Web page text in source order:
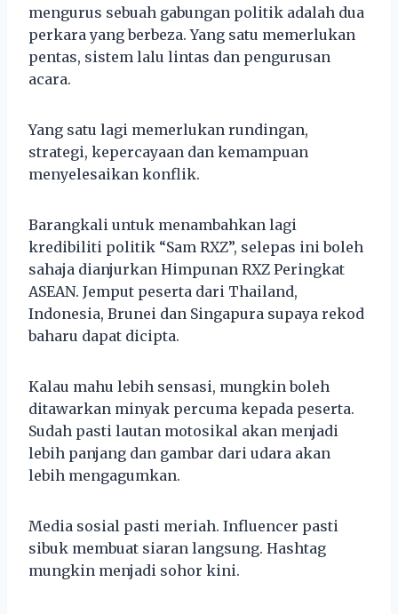
mengurus sebuah gabungan politik adalah dua
perkara yang berbeza. Yang satu memerlukan
pentas, sistem lalu lintas dan pengurusan
acara.
Yang satu lagi memerlukan rundingan,
strategi, kepercayaan dan kemampuan
menyelesaikan konflik.
Barangkali untuk menambahkan lagi
kredibiliti politik “Sam RXZ”, selepas ini boleh
sahaja dianjurkan Himpunan RXZ Peringkat
ASEAN. Jemput peserta dari Thailand,
Indonesia, Brunei dan Singapura supaya rekod
baharu dapat dicipta.
Kalau mahu lebih sensasi, mungkin boleh
ditawarkan minyak percuma kepada peserta.
Sudah pasti lautan motosikal akan menjadi
lebih panjang dan gambar dari udara akan
lebih mengagumkan.
Media sosial pasti meriah. Influencer pasti
sibuk membuat siaran langsung. Hashtag
mungkin menjadi sohor kini.